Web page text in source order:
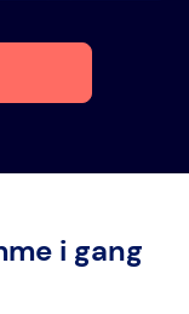
i gang